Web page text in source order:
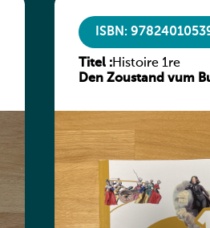
ISBN:
Titel :Histoire 1re
Den Zoustand vum